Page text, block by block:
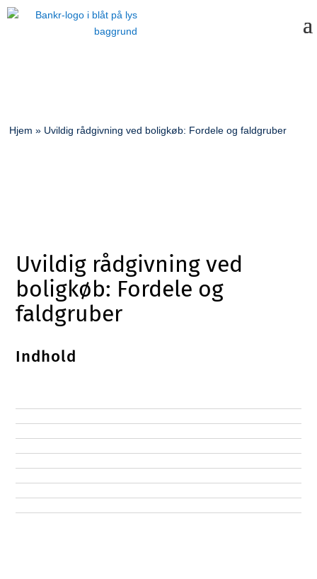
Hjem » Uvildig rådgivning ved boligkøb: Fordele og faldgruber
Uvildig rådgivning ved
boligkøb: Fordele og
faldgruber
Indhold